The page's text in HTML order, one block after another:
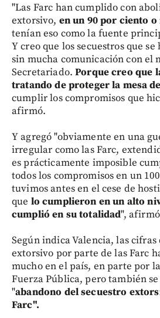
"Las Farc han cumplido con
extorsivo, en un 90 por ciento o
tenían eso como la fuente
Y creo que los secuestros que
sin mucha comunicación con el
Secretariado.Porque creo que
tratando de proteger la mesa
cumplir los compromisos que
afirmó.
Y agregó "obviamente en una
irregular como las Farc,
es prácticamente imposible
todos los compromisos en un
tuvimos antes en el cese de
que lo cumplieron en un alto
cumplió en su totalidad",
Según indica Valencia, las cifras
extorsivo por parte de las Farc
mucho en el país, en parte por
Fuerza Pública, pero también
"abandono del secuestro
Farc".